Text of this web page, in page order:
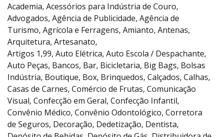
Academia, Acessórios para Indústria de Couro,
Advogados, Agência de Publicidade, Agência de
Turismo, Agrícola e Ferragens, Amianto, Antenas,
Arquitetura, Artesanato,
Artigos 1,99, Auto Elétrica, Auto Escola / Despachante,
Auto Peças, Bancos, Bar, Bicicletaria, Big Bags, Bolsas
Indústria, Boutique, Box, Brinquedos, Calçados, Calhas,
Casas de Carnes, Comércio de Frutas, Comunicação
Visual, Confecção em Geral, Confecção Infantil,
Convênio Médico, Convênio Odontológico, Corretora
de Seguros, Decoração, Dedetização, Dentista,